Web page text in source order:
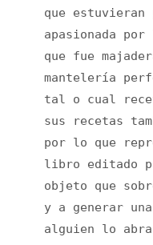
que
apasionada por
que fue
mantelería
tal o cual
sus recetas
por lo que
libro editado
objeto que
y a generar
alguien lo